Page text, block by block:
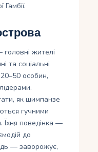
жителі
та соціальні
особин,
як шимпанзе
гучними
Їхня поведінка —
до
— заворожує,